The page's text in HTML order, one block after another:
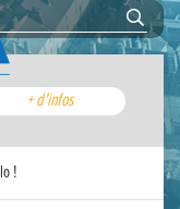
+ d'infos
!